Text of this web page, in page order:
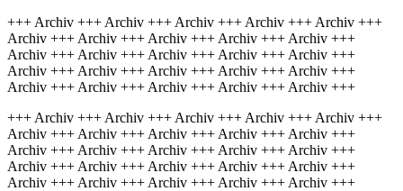
+++ Archiv +++ Archiv +++ Archiv +++ Archiv +++ Archiv +++
Archiv +++ Archiv +++ Archiv +++ Archiv +++ Archiv +++
Archiv +++ Archiv +++ Archiv +++ Archiv +++ Archiv +++
Archiv +++ Archiv +++ Archiv +++ Archiv +++ Archiv +++
Archiv +++ Archiv +++ Archiv +++ Archiv +++ Archiv +++
+++ Archiv +++ Archiv +++ Archiv +++ Archiv +++ Archiv +++
Archiv +++ Archiv +++ Archiv +++ Archiv +++ Archiv +++
Archiv +++ Archiv +++ Archiv +++ Archiv +++ Archiv +++
Archiv +++ Archiv +++ Archiv +++ Archiv +++ Archiv +++
Archiv +++ Archiv +++ Archiv +++ Archiv +++ Archiv +++